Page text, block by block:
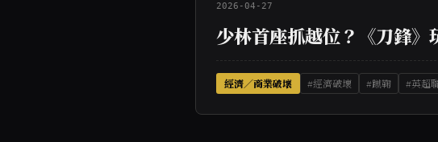
2026-04-27
少林首座抓越位？《刀鋒
經濟／商業破壞 #經濟破壞 #蹴鞠 #英超